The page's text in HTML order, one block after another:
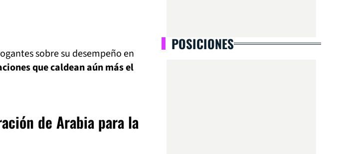
sobre su desempeño en
que caldean aún más el
de Arabia para la
POSICIONES